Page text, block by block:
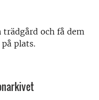
trädgård och få dem
plats.